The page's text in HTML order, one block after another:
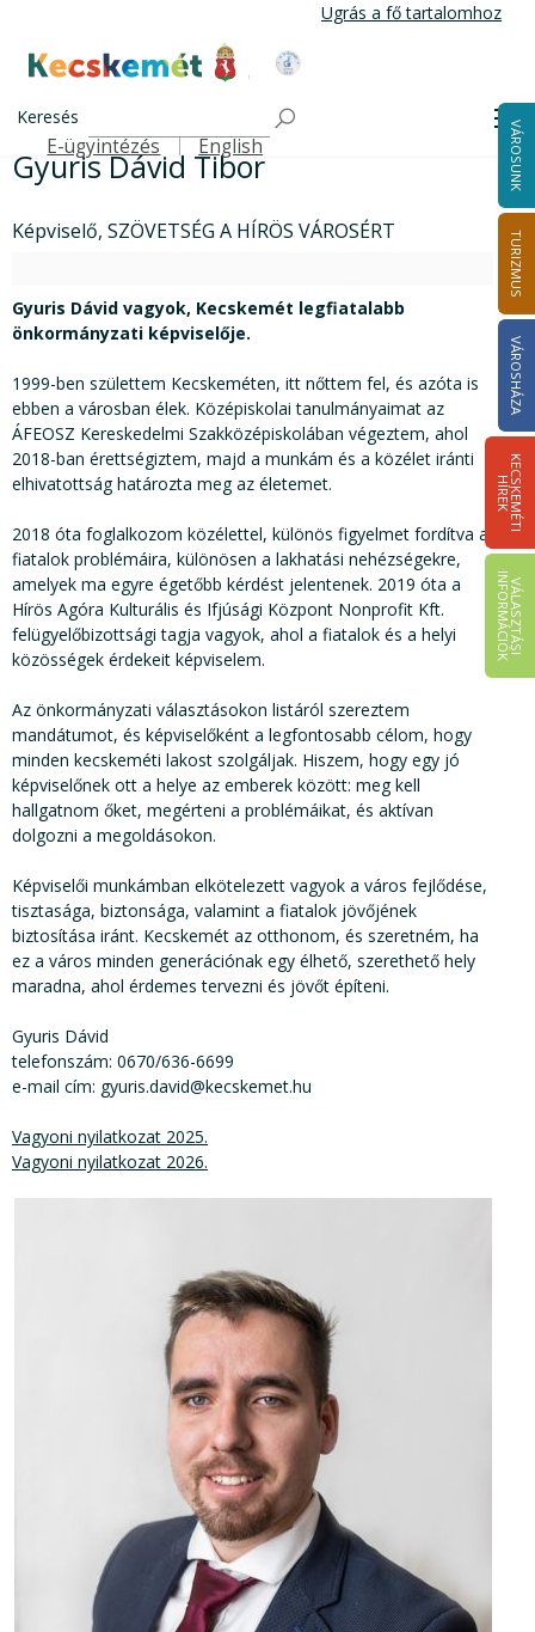
Ugrás a fő tartalomhoz
Kecskemét Város Honlapja
Keresés
Felső navigáció
E-ügyintézés English VÁROSUNK
TURIZMUS
VÁROSHÁZA
K
E
C
S
K
E
M
É
T
I
HÍ
R
E
K
V
Á
L
A
S
Z
T
Á
S
I
IN
F
O
R
M
Á
C
I
Ó
K
Tisztségviselők, képviselők
Gyuris Dávid Tibor
Gyuris Dávid Tibor
Képviselő, SZÖVETSÉG A HÍRÖS VÁROSÉRT
Gyuris Dávid vagyok, Kecskemét legfiatalabb
önkormányzati képviselője.
1999-ben születtem Kecskeméten, itt nőttem fel, és azóta is
ebben a városban élek. Középiskolai tanulmányaimat az
ÁFEOSZ Kereskedelmi Szakközépiskolában végeztem, ahol
2018-ban érettségiztem, majd a munkám és a közélet iránti
elhivatottság határozta meg az életemet.
2018 óta foglalkozom közélettel, különös figyelmet fordítva a
fiatalok problémáira, különösen a lakhatási nehézségekre,
amelyek ma egyre égetőbb kérdést jelentenek. 2019 óta a
Hírös Agóra Kulturális és Ifjúsági Központ Nonprofit Kft.
felügyelőbizottsági tagja vagyok, ahol a fiatalok és a helyi
közösségek érdekeit képviselem.
Az önkormányzati választásokon listáról szereztem
mandátumot, és képviselőként a legfontosabb célom, hogy
minden kecskeméti lakost szolgáljak. Hiszem, hogy egy jó
képviselőnek ott a helye az emberek között: meg kell
hallgatnom őket, megérteni a problémáikat, és aktívan
dolgozni a megoldásokon.
Képviselői munkámban elkötelezett vagyok a város fejlődése,
tisztasága, biztonsága, valamint a fiatalok jövőjének
biztosítása iránt. Kecskemét az otthonom, és szeretném, ha
ez a város minden generációnak egy élhető, szerethető hely
maradna, ahol érdemes tervezni és jövőt építeni.
Gyuris Dávid
telefonszám: 0670/636-6699
e-mail cím: gyuris.david@kecskemet.hu
Vagyoni nyilatkozat 2025.
Vagyoni nyilatkozat 2026.